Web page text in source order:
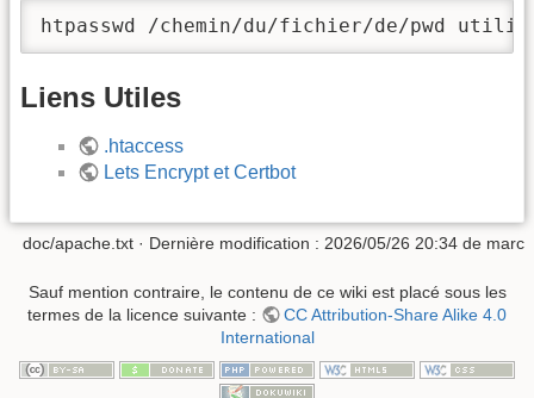
htpasswd /chemin/du/fichier/de/pwd
Liens Utiles
.htaccess
Lets Encrypt et Certbot
doc/apache.txt · Dernière modification : 2026/05/26 20:34 de marc
Sauf mention contraire, le contenu de ce wiki est placé sous les
termes de la licence suivante :
CC Attribution-Share Alike 4.0
International